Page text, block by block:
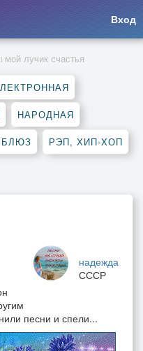
Вход
мой лучик счастья
НАРОДНАЯ
РЭП, ХИП-ХОП
надежда
СССР
песни и спели...